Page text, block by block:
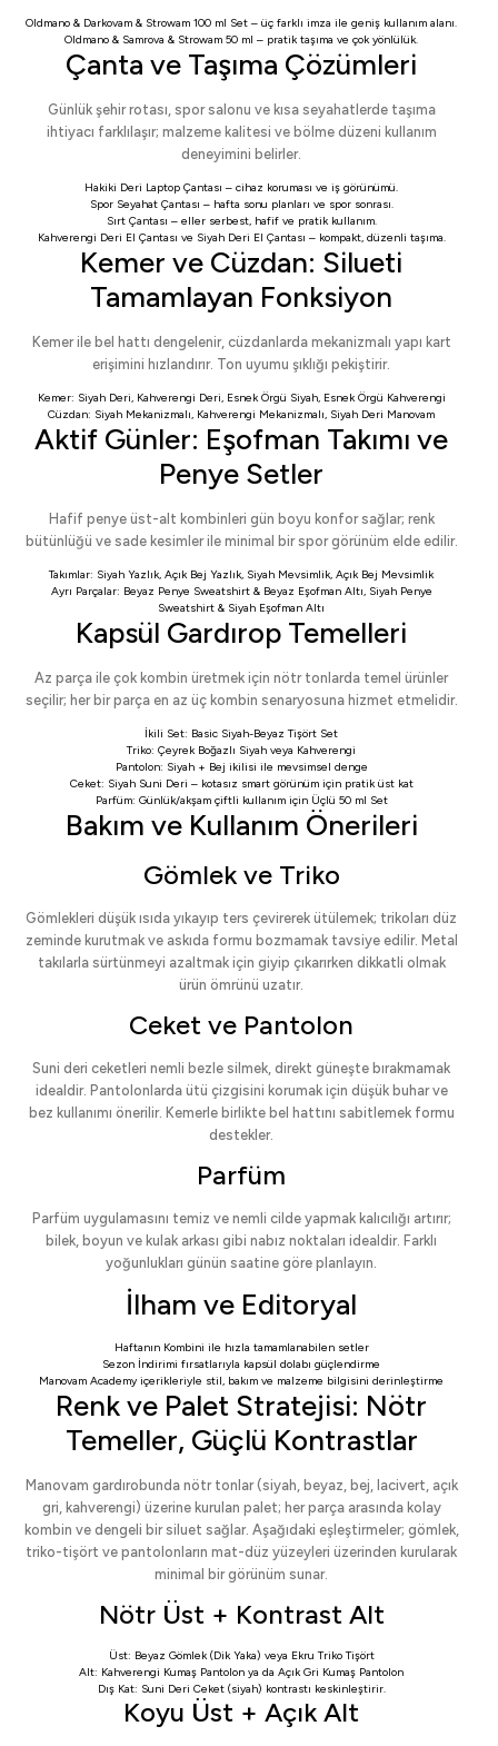
Oldmano & Darkovam & Strowam 100 ml Set – üç farklı imza ile geniş kullanım alanı.
Oldmano & Samrova & Strowam 50 ml – pratik taşıma ve çok yönlülük.
Çanta ve Taşıma Çözümleri
Günlük şehir rotası, spor salonu ve kısa seyahatlerde taşıma
ihtiyacı farklılaşır; malzeme kalitesi ve bölme düzeni kullanım
deneyimini belirler.
Hakiki Deri Laptop Çantası – cihaz koruması ve iş görünümü.
Spor Seyahat Çantası – hafta sonu planları ve spor sonrası.
Sırt Çantası – eller serbest, hafif ve pratik kullanım.
Kahverengi Deri El Çantası ve Siyah Deri El Çantası – kompakt, düzenli taşıma.
Kemer ve Cüzdan: Silueti
Tamamlayan Fonksiyon
Kemer ile bel hattı dengelenir, cüzdanlarda mekanizmalı yapı kart
erişimini hızlandırır. Ton uyumu şıklığı pekiştirir.
Kemer: Siyah Deri, Kahverengi Deri, Esnek Örgü Siyah, Esnek Örgü Kahverengi
Cüzdan: Siyah Mekanizmalı, Kahverengi Mekanizmalı, Siyah Deri Manovam
Aktif Günler: Eşofman Takımı ve
Penye Setler
Hafif penye üst-alt kombinleri gün boyu konfor sağlar; renk
bütünlüğü ve sade kesimler ile minimal bir spor görünüm elde edilir.
Takımlar: Siyah Yazlık, Açık Bej Yazlık, Siyah Mevsimlik, Açık Bej Mevsimlik
Ayrı Parçalar: Beyaz Penye Sweatshirt& Beyaz Eşofman Altı, Siyah Penye
Sweatshirt & Siyah Eşofman Altı
Kapsül Gardırop Temelleri
Az parça ile çok kombin üretmek için nötr tonlarda temel ürünler
seçilir; her bir parça en az üç kombin senaryosuna hizmet etmelidir.
İkili Set: Basic Siyah-Beyaz Tişört Set
Triko: Çeyrek Boğazlı Siyah veya Kahverengi
Pantolon: Siyah+ Bej ikilisi ile mevsimsel denge
Ceket: Siyah Suni Deri – kotasız smart görünüm için pratik üst kat
Parfüm: Günlük/akşam çiftli kullanım için Üçlü 50 ml Set
Bakım ve Kullanım Önerileri
Gömlek ve Triko
Gömlekleri düşük ısıda yıkayıp ters çevirerek ütülemek; trikoları düz
zeminde kurutmak ve askıda formu bozmamak tavsiye edilir. Metal
takılarla sürtünmeyi azaltmak için giyip çıkarırken dikkatli olmak
ürün ömrünü uzatır.
Ceket ve Pantolon
Suni deri ceketleri nemli bezle silmek, direkt güneşte bırakmamak
idealdir. Pantolonlarda ütü çizgisini korumak için düşük buhar ve
bez kullanımı önerilir. Kemerle birlikte bel hattını sabitlemek formu
destekler.
Parfüm
Parfüm uygulamasını temiz ve nemli cilde yapmak kalıcılığı artırır;
bilek, boyun ve kulak arkası gibi nabız noktaları idealdir. Farklı
yoğunlukları günün saatine göre planlayın.
İlham ve Editoryal
Haftanın Kombini ile hızla tamamlanabilen setler
Sezon İndirimi fırsatlarıyla kapsül dolabı güçlendirme
Manovam Academy içerikleriyle stil, bakım ve malzeme bilgisini derinleştirme
Renk ve Palet Stratejisi: Nötr
Temeller, Güçlü Kontrastlar
Manovam gardırobunda nötr tonlar (siyah, beyaz, bej, lacivert, açık
gri, kahverengi) üzerine kurulan palet; her parça arasında kolay
kombin ve dengeli bir siluet sağlar. Aşağıdaki eşleştirmeler; gömlek,
triko-tişört ve pantolonların mat-düz yüzeyleri üzerinden kurularak
minimal bir görünüm sunar.
Nötr Üst + Kontrast Alt
Üst: Beyaz Gömlek (Dik Yaka) veya Ekru Triko Tişört
Alt: Kahverengi Kumaş Pantolon ya da Açık Gri Kumaş Pantolon
Dış Kat: Suni Deri Ceket(siyah) kontrastı keskinleştirir.
Koyu Üst + Açık Alt